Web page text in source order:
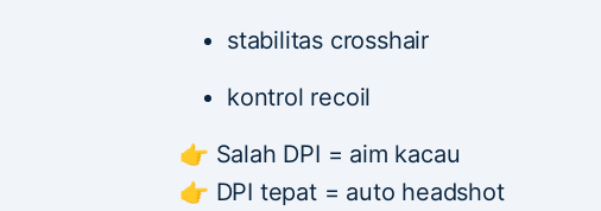
stabilitas crosshair
kontrol recoil
👉 Salah DPI = aim kacau
👉 DPI tepat = auto headshot